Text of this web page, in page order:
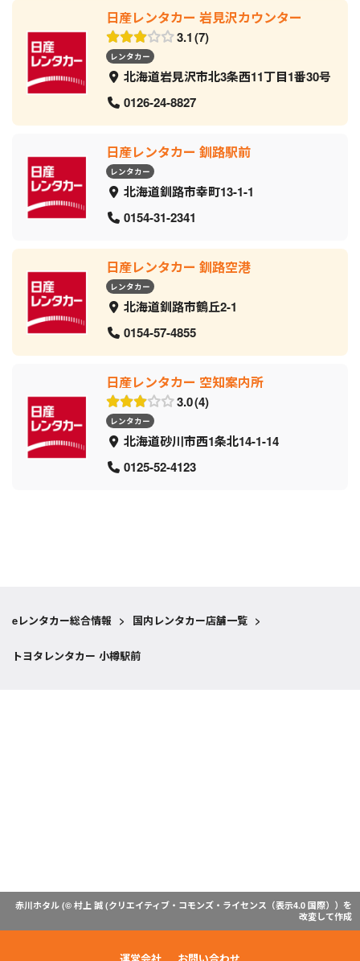
日産レンタカー 岩見沢カウンター
3.1 7
レンタカー
北海道岩見沢市北3条西11丁目1番30号
0126-24-8827
日産レンタカー 釧路駅前
レンタカー
北海道釧路市幸町13-1-1
0154-31-2341
日産レンタカー 釧路空港
レンタカー
北海道釧路市鶴丘2-1
0154-57-4855
日産レンタカー 空知案内所
3.0 4
レンタカー
北海道砂川市西1条北14-1-14
0125-52-4123
eレンタカー総合情報 > 国内レンタカー店舗一覧 >
トヨタレンタカー 小樽駅前
赤川ホタル (© 村上 誠 (クリエイティブ・コモンズ・ライセンス（表示4.0 国際） ）を
改変して作成